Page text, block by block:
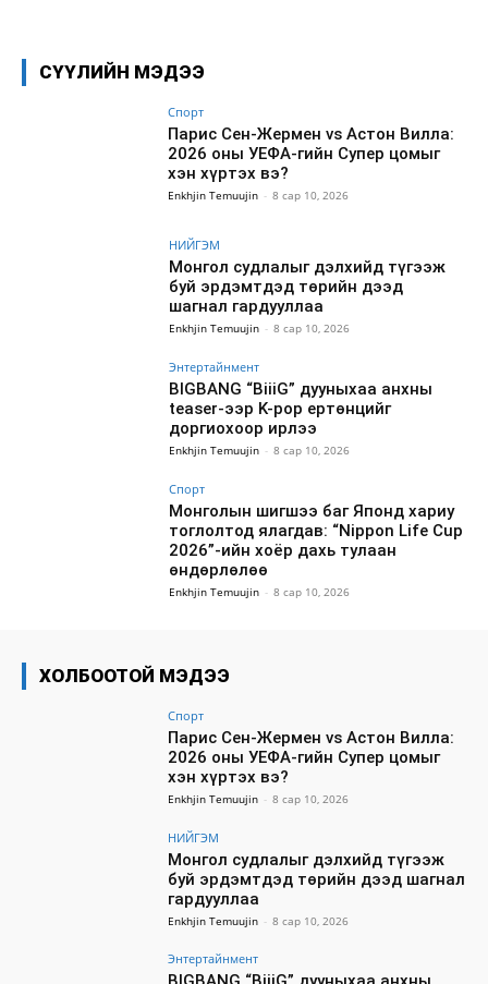
СҮҮЛИЙН МЭДЭЭ
Спорт
Парис Сен-Жермен vs Астон Вилла:
2026 оны УЕФА-гийн Супер цомыг
хэн хүртэх вэ?
Enkhjin Temuujin - 8 сар 10, 2026
НИЙГЭМ
Монгол судлалыг дэлхийд түгээж
буй эрдэмтдэд төрийн дээд
шагнал гардууллаа
Enkhjin Temuujin - 8 сар 10, 2026
Энтертайнмент
BIGBANG “BiiiG” дууныхаа анхны
teaser-ээр K-pop ертөнцийг
доргиохоор ирлээ
Enkhjin Temuujin - 8 сар 10, 2026
Спорт
Монголын шигшээ баг Японд хариу
тоглолтод ялагдав: “Nippon Life Cup
2026”-ийн хоёр дахь тулаан
өндөрлөлөө
Enkhjin Temuujin - 8 сар 10, 2026
ХОЛБООТОЙ МЭДЭЭ
Спорт
Парис Сен-Жермен vs Астон Вилла:
2026 оны УЕФА-гийн Супер цомыг
хэн хүртэх вэ?
Enkhjin Temuujin - 8 сар 10, 2026
НИЙГЭМ
Монгол судлалыг дэлхийд түгээж
буй эрдэмтдэд төрийн дээд шагнал
гардууллаа
Enkhjin Temuujin - 8 сар 10, 2026
Энтертайнмент